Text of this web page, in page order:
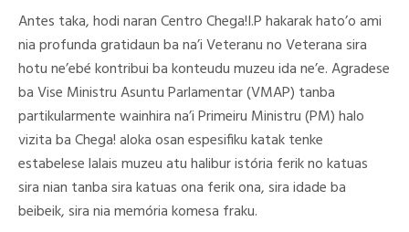
Antes taka, hodi naran Centro Chega!I.P hakarak hato’o ami
nia profunda gratidaun ba na’i Veteranu no Veterana sira
hotu ne’ebé kontribui ba konteudu muzeu ida ne’e. Agradese
ba Vise Ministru Asuntu Parlamentar (VMAP) tanba
partikularmente wainhira na’i Primeiru Ministru (PM) halo
vizita ba Chega! aloka osan espesifiku katak tenke
estabelese lalais muzeu atu halibur istória ferik no katuas
sira nian tanba sira katuas ona ferik ona, sira idade ba
beibeik, sira nia memória komesa fraku.